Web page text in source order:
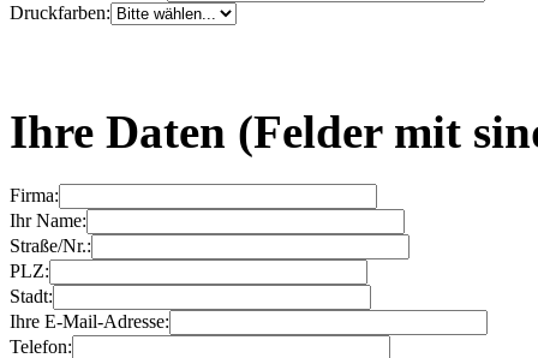
Druckfarben:
Ihre Daten (Felder mit
Firma:
Ihr Name:
Straße/Nr.:
PLZ:
Stadt:
Ihre E-Mail-Adresse:
Telefon: